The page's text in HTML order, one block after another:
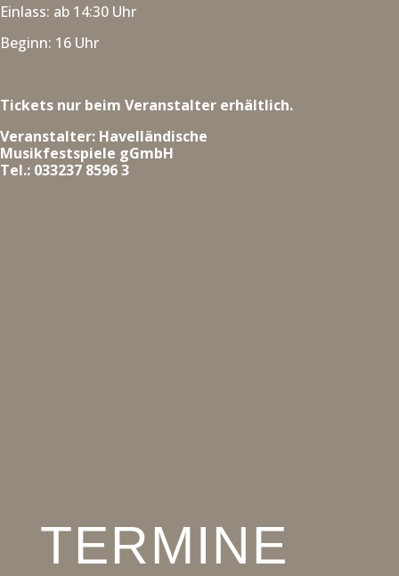
Einlass: ab 14:30 Uhr
Beginn: 16 Uhr
Tickets nur beim Veranstalter erhältlich.
Veranstalter: Havelländische
Musikfestspiele gGmbH
Tel.: 033237 8596 3
TERMINE